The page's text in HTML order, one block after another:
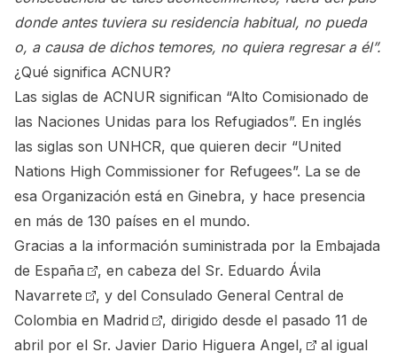
donde antes tuviera su residencia habitual, no pueda
o, a causa de dichos temores, no quiera regresar a él”.
¿Qué significa ACNUR?
Las siglas de ACNUR significan “Alto Comisionado de
las Naciones Unidas para los Refugiados”. En inglés
las siglas son UNHCR, que quieren decir “United
Nations High Commissioner for Refugees”. La se de
esa Organización está en Ginebra, y hace presencia
en más de 130 países en el mundo.
Gracias a la información suministrada por la Embajada
de España
, en cabeza del Sr. Eduardo Ávila
Navarrete
, y del Consulado General Central de
Colombia en Madrid
, dirigido desde el pasado 11 de
abril por el Sr. Javier Dario Higuera Angel,
al igual